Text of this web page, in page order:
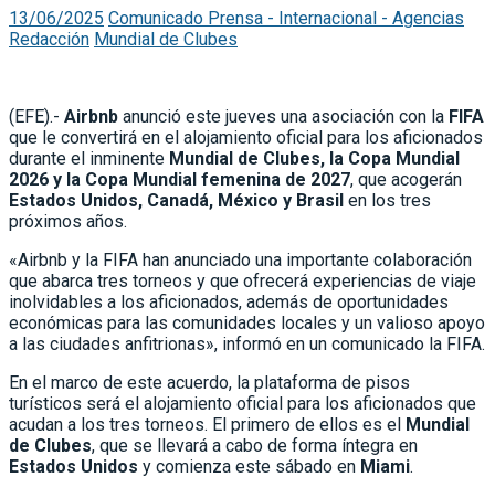
13/06/2025 Comunicado Prensa - Internacional - Agencias
Redacción Mundial de Clubes
(EFE).- Airbnb anunció este jueves una asociación con la FIFA
que le convertirá en el alojamiento oficial para los aficionados
durante el inminente Mundial de Clubes, la Copa Mundial
2026 y la Copa Mundial femenina de 2027, que acogerán
Estados Unidos, Canadá, México y Brasil en los tres
próximos años.
«Airbnb y la FIFA han anunciado una importante colaboración
que abarca tres torneos y que ofrecerá experiencias de viaje
inolvidables a los aficionados, además de oportunidades
económicas para las comunidades locales y un valioso apoyo
a las ciudades anfitrionas», informó en un comunicado la FIFA.
En el marco de este acuerdo, la plataforma de pisos
turísticos será el alojamiento oficial para los aficionados que
acudan a los tres torneos. El primero de ellos es el Mundial
de Clubes, que se llevará a cabo de forma íntegra en
Estados Unidos y comienza este sábado en Miami.